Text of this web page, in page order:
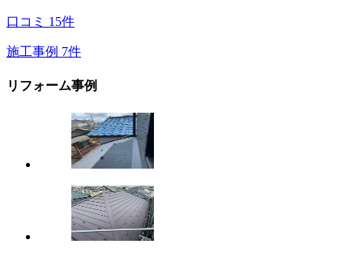
口コミ 15件
施工事例 7件
リフォーム事例